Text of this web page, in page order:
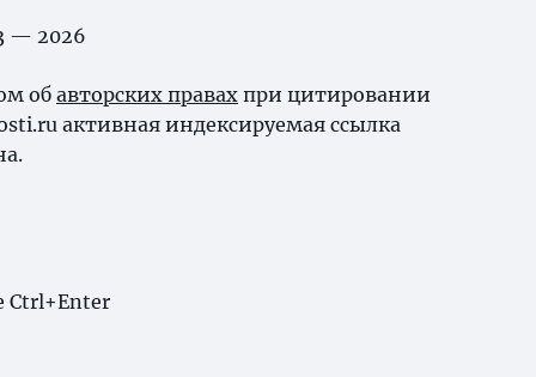
— 2026
об авторских правах при цитировании
активная индексируемая ссылка
Ctrl+Enter